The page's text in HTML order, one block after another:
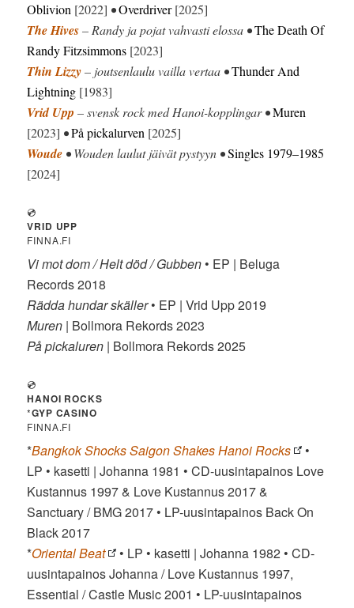
Oblivion [2022] •Overdriver[2025]
The Hives– Randy ja pojat vahvasti elossa •The Death Of
Randy Fitzsimmons [2023]
Thin Lizzy– joutsenlaulu vailla vertaa •Thunder And
Lightning [1983]
Vrid Upp – svensk rock med Hanoi-kopplingar •Muren
[2023] •På pickalurven [2025]
Woude • Wouden laulut jäivät pystyyn •Singles 1979–1985
[2024]
💿
VRID UPP
FINNA.FI
Vi mot dom / Helt död / Gubben • EP | Beluga
Records 2018
Rädda hundar skäller• EP | Vrid Upp 2019
Muren | Bollmora Rekords 2023
På pickaluren | Bollmora Rekords 2025
💿
HANOI ROCKS
*GYP CASINO
FINNA.FI
*Bangkok Shocks Saigon Shakes Hanoi Rocks
•
LP • kasetti | Johanna 1981 • CD-uusintapainos Love
Kustannus 1997 & Love Kustannus 2017 &
Sanctuary / BMG 2017 • LP-uusintapainos Back On
Black 2017
*Oriental Beat
• LP • kasetti | Johanna 1982 • CD-
uusintapainos Johanna / Love Kustannus 1997,
Essential / Castle Music 2001 • LP-uusintapainos